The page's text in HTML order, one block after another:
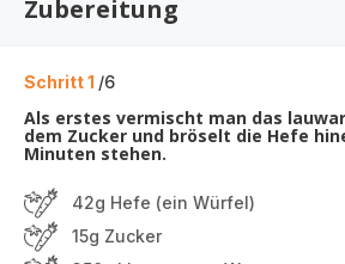
Zubereitung
Schritt 1 /6
Als erstes vermischt man das
dem Zucker und bröselt die Hefe
Minuten stehen.
42g Hefe (ein Würfel)
15g Zucker